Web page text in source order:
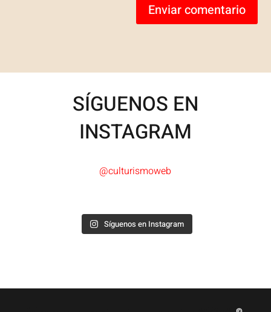
Enviar comentario
SÍGUENOS EN
INSTAGRAM
@culturismoweb
Síguenos en Instagram